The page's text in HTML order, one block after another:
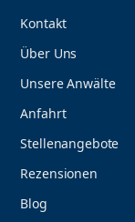
Kontakt
Über Uns
Unsere Anwälte
Anfahrt
Stellenangebote
Rezensionen
Blog